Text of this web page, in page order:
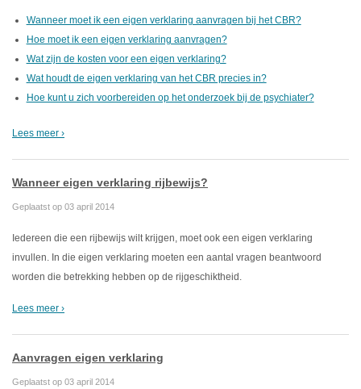
Wanneer moet ik een eigen verklaring aanvragen bij het CBR?
Hoe moet ik een eigen verklaring aanvragen?
Wat zijn de kosten voor een eigen verklaring?
Wat houdt de eigen verklaring van het CBR precies in?
Hoe kunt u zich voorbereiden op het onderzoek bij de psychiater?
Lees meer ›
Wanneer eigen verklaring rijbewijs?
Geplaatst op 03 april 2014
Iedereen die een rijbewijs wilt krijgen, moet ook een eigen verklaring
invullen. In die eigen verklaring moeten een aantal vragen beantwoord
worden die betrekking hebben op de rijgeschiktheid.
Lees meer ›
Aanvragen eigen verklaring
Geplaatst op 03 april 2014